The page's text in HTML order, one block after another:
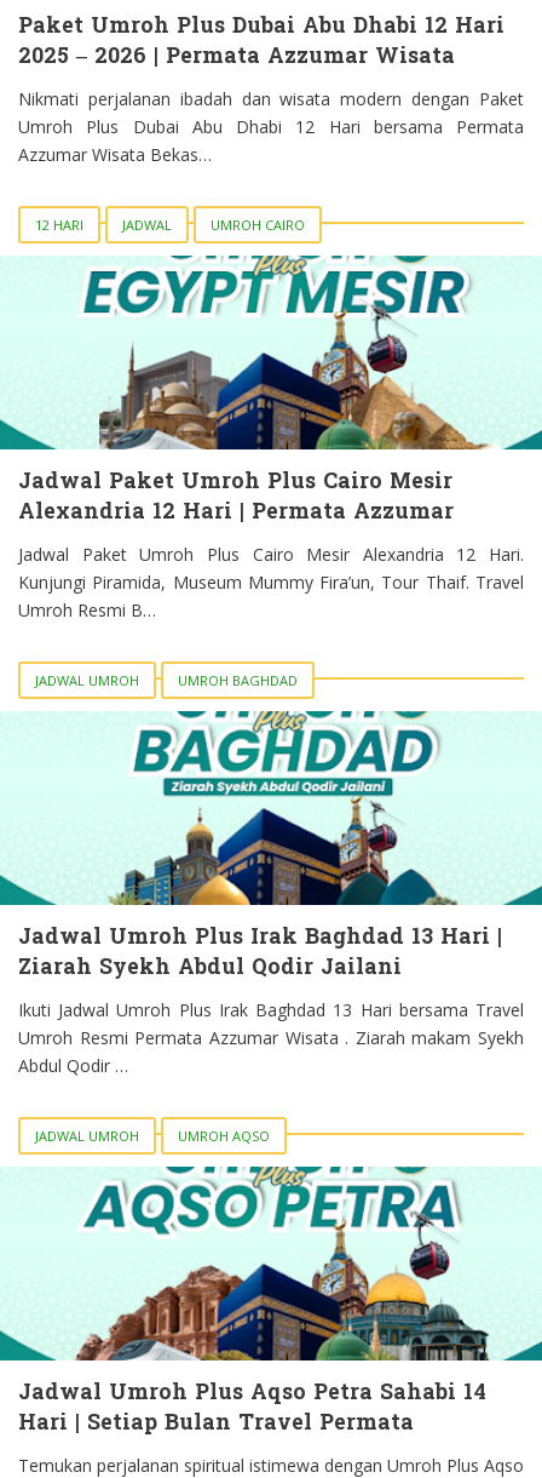
Paket Umroh Plus Dubai Abu Dhabi 12 Hari
2025 – 2026 | Permata Azzumar Wisata
Nikmati perjalanan ibadah dan wisata modern dengan Paket
Umroh Plus Dubai Abu Dhabi 12 Hari bersama Permata
Azzumar Wisata Bekas…
12 HARI JADWAL UMROH CAIRO
Jadwal Paket Umroh Plus Cairo Mesir
Alexandria 12 Hari | Permata Azzumar
Jadwal Paket Umroh Plus Cairo Mesir Alexandria 12 Hari.
Kunjungi Piramida, Museum Mummy Fira’un, Tour Thaif. Travel
Umroh Resmi B…
JADWAL UMROH UMROH BAGHDAD
Jadwal Umroh Plus Irak Baghdad 13 Hari |
Ziarah Syekh Abdul Qodir Jailani
Ikuti Jadwal Umroh Plus Irak Baghdad 13 Hari bersama Travel
Umroh Resmi Permata Azzumar Wisata . Ziarah makam Syekh
Abdul Qodir …
JADWAL UMROH UMROH AQSO
Jadwal Umroh Plus Aqso Petra Sahabi 14
Hari | Setiap Bulan Travel Permata
Temukan perjalanan spiritual istimewa dengan Umroh Plus Aqso